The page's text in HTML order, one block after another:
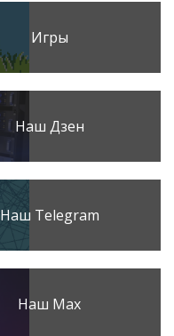
Игры
Наш Дзен
Наш Telegram
Наш Max